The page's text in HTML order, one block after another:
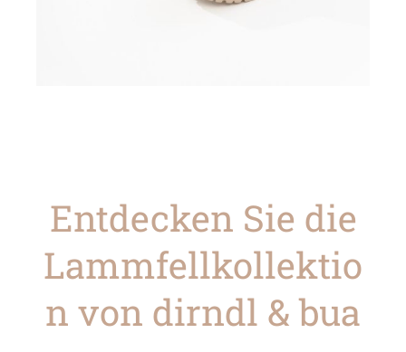
Entdecken Sie die
Lammfellkollektio
n von dirndl & bua